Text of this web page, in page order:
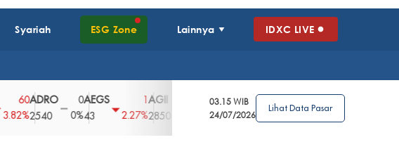
Syariah ESG Zone Lainnya IDXC LIVE
ADRO
2540
0
0%
AEGS
2.27% 2850
3.39%
AGRO
4
2.63%
AGRS
62
0%
03.15 WIB
24/07/2026
Lihat Data Pasar